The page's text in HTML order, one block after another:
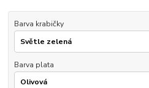
Barva krabičky
Barva plata